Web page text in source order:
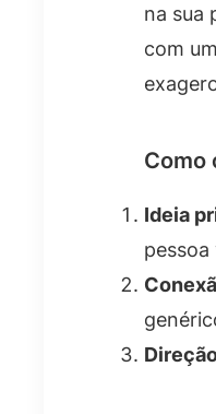
na sua
com
Como
Ideia